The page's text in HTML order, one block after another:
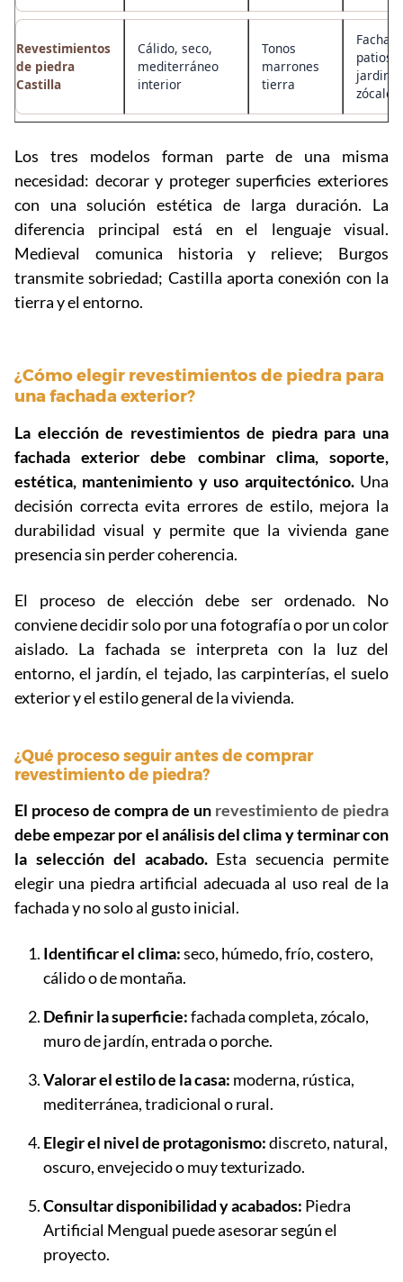
Revestimientos
de piedra
Castilla
Cálido, seco,
mediterráneo
interior
Tonos
marrones
tierra
patios,
zócalos
Los tres modelos forman parte de una misma
necesidad: decorar y proteger superficies exteriores
con una solución estética de larga duración. La
diferencia principal está en el lenguaje visual.
Medieval comunica historia y relieve; Burgos
transmite sobriedad; Castilla aporta conexión con la
tierra y el entorno.
¿Cómo elegir revestimientos de piedra para
una fachada exterior?
La elección de revestimientos de piedra para una
fachada exterior debe combinar clima, soporte,
estética, mantenimiento y uso arquitectónico.Una
decisión correcta evita errores de estilo, mejora la
durabilidad visual y permite que la vivienda gane
presencia sin perder coherencia.
El proceso de elección debe ser ordenado. No
conviene decidir solo por una fotografía o por un color
aislado. La fachada se interpreta con la luz del
entorno, el jardín, el tejado, las carpinterías, el suelo
exterior y el estilo general de la vivienda.
¿Qué proceso seguir antes de comprar
revestimiento de piedra?
El proceso de compra de un revestimiento de piedra
debe empezar por el análisis del clima y terminar con
la selección del acabado.Esta secuencia permite
elegir una piedra artificial adecuada al uso real de la
fachada y no solo al gusto inicial.
Identificar el clima:seco, húmedo, frío, costero,
cálido o de montaña.
Definir la superficie:fachada completa, zócalo,
muro de jardín, entrada o porche.
Valorar el estilo de la casa: moderna, rústica,
mediterránea, tradicional o rural.
Elegir el nivel de protagonismo:discreto, natural,
oscuro, envejecido o muy texturizado.
Consultar disponibilidad y acabados: Piedra
Artificial Mengual puede asesorar según el
proyecto.